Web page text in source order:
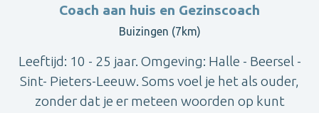
Coach aan huis en Gezinscoach
Buizingen (7km)
Leeftijd: 10 - 25 jaar. Omgeving: Halle - Beersel -
Sint- Pieters-Leeuw. Soms voel je het als ouder,
zonder dat je er meteen woorden op kunt